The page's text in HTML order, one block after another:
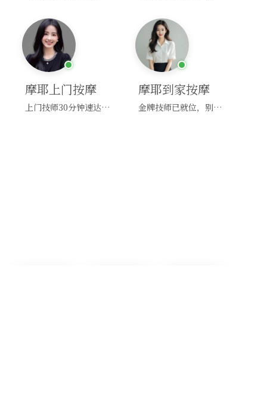
摩耶上门按摩
上门技师30分钟速达，别问，快约！
摩耶到家按摩
金牌技师已就位，别纠结，马上预约！